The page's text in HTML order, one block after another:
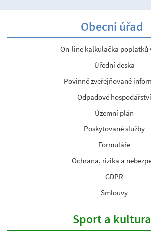
Obecní úřad
On-line kalkulačka poplatků
Úřední deska
Povinně zveřejňované
Odpadové hospodářství
Územní plán
Poskytované služby
Formuláře
Ochrana, rizika a
GDPR
Smlouvy
Sport a kultura